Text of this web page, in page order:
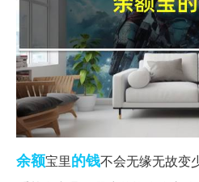
余额宝里的钱不会无缘无故变